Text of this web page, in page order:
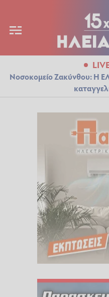
Νοσοκομείο Ζακύνθου: Η